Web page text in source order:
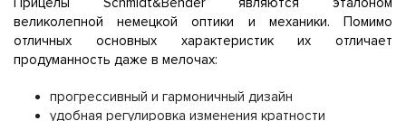
великолепной немецкой оптики и механики. Помимо
отличных основных характеристик их отличает
продуманность даже в мелочах:
прогрессивный и гармоничный дизайн
удобная регулировка изменения кратности